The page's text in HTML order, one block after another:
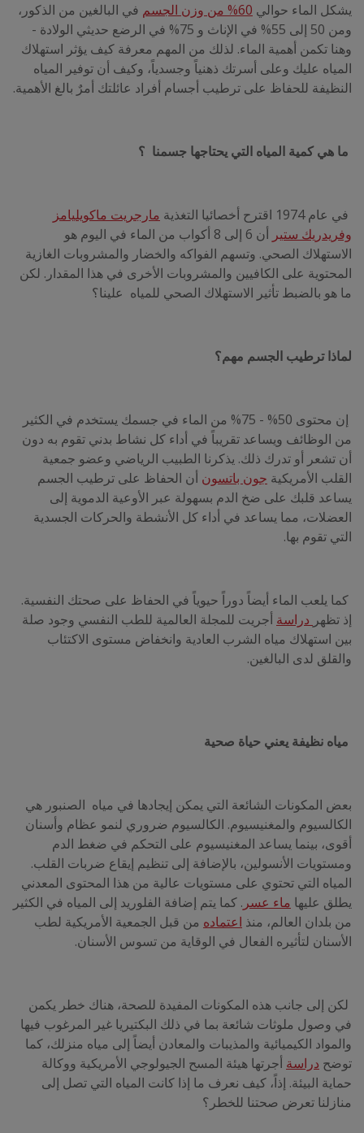
يشكل الماء حوالي 60% من وزن الجسم
في البالغين من الذكور،
ومن 50 إلى 55% في الإناث و 75% في الرضع حديثي الولادة -
وهنا تكمن أهمية الماء. لذلك من المهم معرفة كيف يؤثر استهلاك
المياه عليك وعلى أسرتك ذهنياً وجسدياً، وكيف أن توفير المياه
النظيفة للحفاظ على ترطيب أجسام أفراد عائلتك أمرٌ بالغ الأهمية.
ما هي كمية المياه التي يحتاجها جسمنا ؟
في عام 1974 اقترح أخصائيا التغذية
مارجريت ماكويليامز
وفريدريك ستير
أن 6 إلى 8 أكواب من الماء في اليوم هو
الاستهلاك الصحي. وتسهم الفواكه والخضار والمشروبات الغازية
المحتوية على الكافيين والمشروبات الأخرى في هذا المقدار. لكن
ما هو بالضبط تأثير الاستهلاك الصحي للمياه علينا؟
لماذا ترطيب الجسم مهم؟
إن محتوى 50% - 75% من الماء في جسمك يستخدم في الكثير
من الوظائف ويساعد تقريباً في أداء كل نشاط بدني تقوم به دون
أن تشعر أو تدرك ذلك. يذكرنا الطبيب الرياضي وعضو جمعية
القلب الأمريكية جون باتسون أن الحفاظ على ترطيب الجسم
يساعد قلبك على ضخ الدم بسهولة عبر الأوعية الدموية إلى
العضلات، مما يساعد في أداء كل الأنشطة والحركات الجسدية
التي تقوم بها.
كما يلعب الماء أيضاً دوراً حيوياً في الحفاظ على صحتك النفسية.
إذ تظهر دراسة أجريت للمجلة العالمية للطب النفسي وجود صلة
بين استهلاك مياه الشرب العادية وانخفاض مستوى الاكتئاب
والقلق لدى البالغين.
مياه نظيفة يعني حياة صحية
بعض المكونات الشائعة التي يمكن إيجادها في مياه الصنبور هي
الكالسيوم والمغنيسيوم. الكالسيوم ضروري لنمو عظام وأسنان
أقوى، بينما يساعد المغنيسيوم على التحكم في ضغط الدم
ومستويات الأنسولين، بالإضافة إلى تنظيم إيقاع ضربات القلب.
المياه التي تحتوي على مستويات عالية من هذا المحتوى المعدني
يطلق عليها ماء عسر . كما يتم إضافة الفلوريد إلى المياه في الكثير
من بلدان العالم، منذ اعتماده من قبل الجمعية الأمريكية لطب
الأسنان لتأثيره الفعال في الوقاية من تسوس الأسنان.
لكن إلى جانب هذه المكونات المفيدة للصحة، هناك خطر يكمن
في وصول ملوثات شائعة بما في ذلك البكتيريا غير المرغوب فيها
والمواد الكيميائية والمذيبات والمعادن أيضاً إلى مياه منزلك، كما
توضح دراسة أجرتها هيئة المسح الجيولوجي الأمريكية ووكالة
حماية البيئة. إذاً، كيف نعرف ما إذا كانت المياه التي تصل إلى
منازلنا تعرض صحتنا للخطر؟